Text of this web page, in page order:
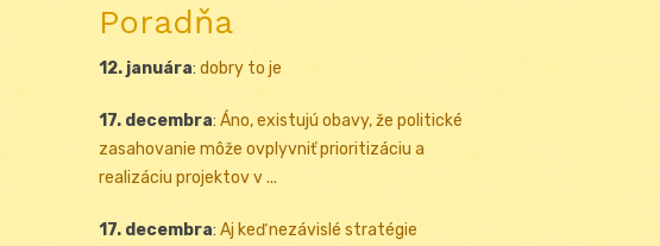
Poradňa
12. januára: dobry to je
17. decembra: Áno, existujú obavy, že politické
zasahovanie môže ovplyvniť prioritizáciu a
realizáciu projektov v ...
17. decembra: Aj keď nezávislé stratégie